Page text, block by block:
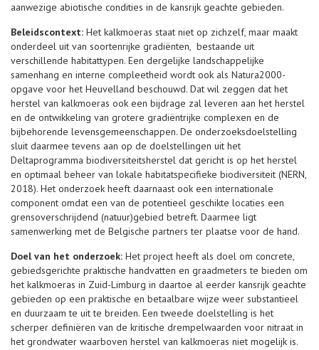
aanwezige abiotische condities in de kansrijk geachte gebieden.
Beleidscontext: Het kalkmoeras staat niet op zichzelf, maar maakt
onderdeel uit van soortenrijke gradiënten, bestaande uit
verschillende habitattypen. Een dergelijke landschappelijke
samenhang en interne compleetheid wordt ook als Natura2000-
opgave voor het Heuvelland beschouwd. Dat wil zeggen dat het
herstel van kalkmoeras ook een bijdrage zal leveren aan het herstel
en de ontwikkeling van grotere gradiëntrijke complexen en de
bijbehorende levensgemeenschappen. De onderzoeksdoelstelling
sluit daarmee tevens aan op de doelstellingen uit het
Deltaprogramma biodiversiteitsherstel dat gericht is op het herstel
en optimaal beheer van lokale habitatspecifieke biodiversiteit (NERN,
2018). Het onderzoek heeft daarnaast ook een internationale
component omdat een van de potentieel geschikte locaties een
grensoverschrijdend (natuur)gebied betreft. Daarmee ligt
samenwerking met de Belgische partners ter plaatse voor de hand.
Doel van het onderzoek: Het project heeft als doel om concrete,
gebiedsgerichte praktische handvatten en graadmeters te bieden om
het kalkmoeras in Zuid-Limburg in daartoe al eerder kansrijk geachte
gebieden op een praktische en betaalbare wijze weer substantieel
en duurzaam te uit te breiden. Een tweede doelstelling is het
scherper definiëren van de kritische drempelwaarden voor nitraat in
het grondwater waarboven herstel van kalkmoeras niet mogelijk is.